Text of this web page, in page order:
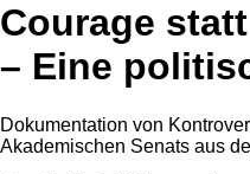
Courage
– Eine
Dokumentation von
Akademischen Senats aus